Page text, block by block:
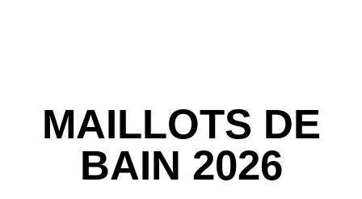
MAILLOTS DE
BAIN 2026